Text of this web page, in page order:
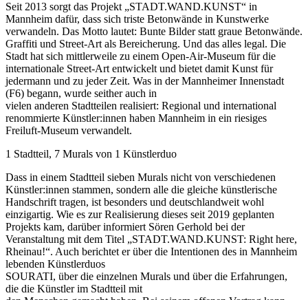
Seit 2013 sorgt das Projekt „STADT.WAND.KUNST“ in
Mannheim dafür, dass sich triste Betonwände in Kunstwerke
verwandeln. Das Motto lautet: Bunte Bilder statt graue Betonwände.
Graffiti und Street-Art als Bereicherung. Und das alles legal. Die
Stadt hat sich mittlerweile zu einem Open-Air-Museum für die
internationale Street-Art entwickelt und bietet damit Kunst für
jedermann und zu jeder Zeit. Was in der Mannheimer Innenstadt
(F6) begann, wurde seither auch in
vielen anderen Stadtteilen realisiert: Regional und international
renommierte Künstler:innen haben Mannheim in ein riesiges
Freiluft-Museum verwandelt.
1 Stadtteil, 7 Murals von 1 Künstlerduo
Dass in einem Stadtteil sieben Murals nicht von verschiedenen
Künstler:innen stammen, sondern alle die gleiche künstlerische
Handschrift tragen, ist besonders und deutschlandweit wohl
einzigartig. Wie es zur Realisierung dieses seit 2019 geplanten
Projekts kam, darüber informiert Sören Gerhold bei der
Veranstaltung mit dem Titel „STADT.WAND.KUNST: Right here,
Rheinau!“. Auch berichtet er über die Intentionen des in Mannheim
lebenden Künstlerduos
SOURATI, über die einzelnen Murals und über die Erfahrungen,
die die Künstler im Stadtteil mit